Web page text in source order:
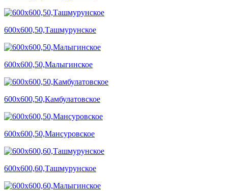
600х600,50,Ташмурунское
600х600,50,Малыгинское
600х600,50,Камбулатовское
600х600,50,Мансуровское
600х600,60,Ташмурунское